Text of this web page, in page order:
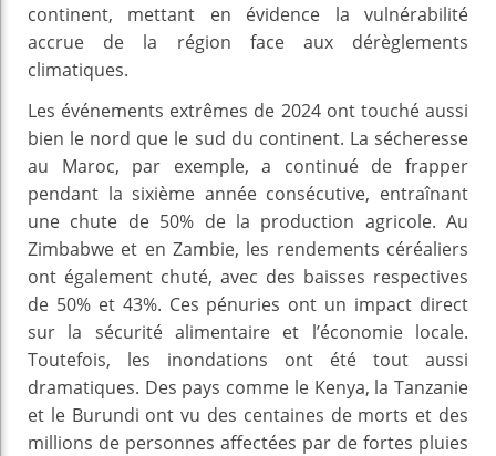
continent, mettant en évidence la vulnérabilité
accrue de la région face aux dérèglements
climatiques.
Les événements extrêmes de 2024 ont touché aussi
bien le nord que le sud du continent. La sécheresse
au Maroc, par exemple, a continué de frapper
pendant la sixième année consécutive, entraînant
une chute de 50% de la production agricole. Au
Zimbabwe et en Zambie, les rendements céréaliers
ont également chuté, avec des baisses respectives
de 50% et 43%. Ces pénuries ont un impact direct
sur la sécurité alimentaire et l’économie locale.
Toutefois, les inondations ont été tout aussi
dramatiques. Des pays comme le Kenya, la Tanzanie
et le Burundi ont vu des centaines de morts et des
millions de personnes affectées par de fortes pluies